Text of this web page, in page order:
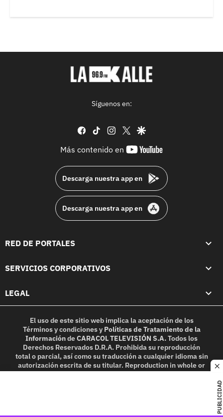
PUBLICIDAD
Síguenos en:
facebook
tiktok instagram
twittergoogle
Más contenido en
youtube-
Descarga nuestra app en
Descarga nuestra app en
RED DE PORTALES
SERVICIOS CORPORATIVOS
LEGAL
El uso de este sitio web implica la aceptación de los
Términos y condicionesy Políticas de Tratamiento de la
InformacióndeCARACOL TELEVISIÓN S.A.Todos los
Derechos Reservados D.R.A. Prohibida su reproducción
total o parcial, así como su traducción a cualquier idioma sin
autorización escrita de su titular. Reproduction in whole or
in part, or translation without written permission is